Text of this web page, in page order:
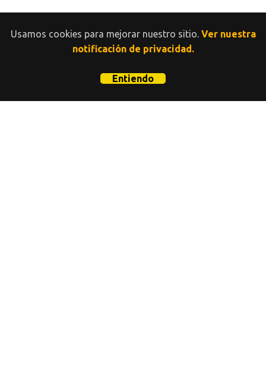
Usamos cookies para mejorar nuestro sitio. Ver nuestra
notificación de privacidad.
Entiendo